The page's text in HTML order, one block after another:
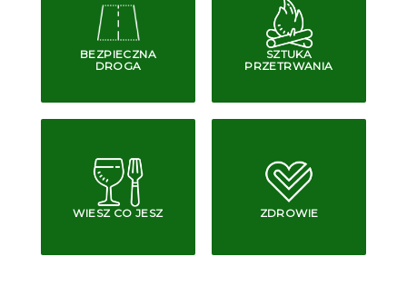
BEZPIECZNA
DROGA
SZTUKA
PRZETRWANIA
WIESZ CO JESZ ZDROWIE